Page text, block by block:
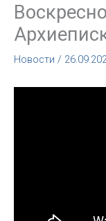
Новости /